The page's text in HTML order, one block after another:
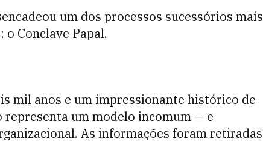
um dos processos sucessórios mais
Conclave Papal.
mil anos e um impressionante histórico de
representa um modelo incomum — e
As informações foram retiradas